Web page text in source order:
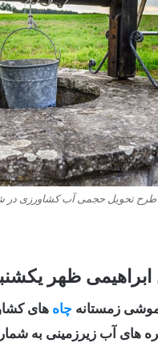
طرح تحویل حجمی آب کشاورزی در
ظهر
زمستانه چاه های
های آب زیرزمینی به